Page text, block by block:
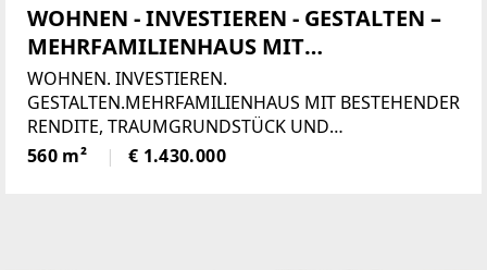
WOHNEN - INVESTIEREN - GESTALTEN –
MEHRFAMILIENHAUS MIT
TRAUMGRUNDSTÜCK UND
ENTWICKLUNGSPOTENZIAL IN
SEEBODEN AM MILLSTÄTTER SEE
WOHNEN. INVESTIEREN.
GESTALTEN.MEHRFAMILIENHAUS MIT BESTEHENDER
RENDITE, TRAUMGRUNDSTÜCK UND
ENTWICKLUNGSPOTENZIAL IN SEEBODEN AM
MILLSTÄTTER SEEManche Immobilien bieten
560 m² € 1.430.000